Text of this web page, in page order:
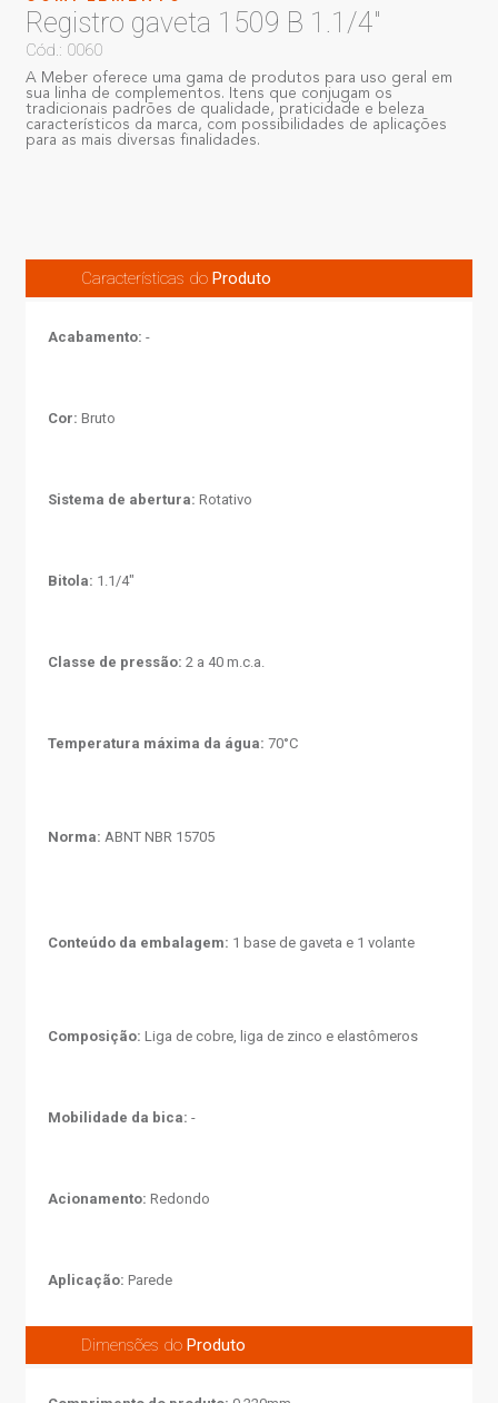
Registro gaveta 1509 B 1.1/4"
Cód.: 0060
A Meber oferece uma gama de produtos para uso geral em
sua linha de complementos. Itens que conjugam os
tradicionais padrões de qualidade, praticidade e beleza
característicos da marca, com possibilidades de aplicações
para as mais diversas finalidades.
Características doProduto
Acabamento: -
Cor: Bruto
Sistema de abertura: Rotativo
Bitola: 1.1/4"
Classe de pressão: 2 a 40 m.c.a.
Temperatura máxima da água: 70°C
Norma: ABNT NBR 15705
Conteúdo da embalagem: 1 base de gaveta e 1 volante
Composição: Liga de cobre, liga de zinco e elastômeros
Mobilidade da bica: -
Acionamento: Redondo
Aplicação: Parede
Dimensões doProduto